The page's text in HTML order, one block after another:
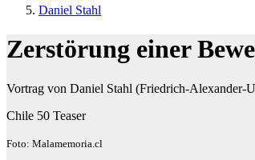
Daniel Stahl
Zerstörung einer
Vortrag von Daniel Stahl (Friedrich-Alexander-
Chile 50 Teaser
Foto: Malamemoria.cl